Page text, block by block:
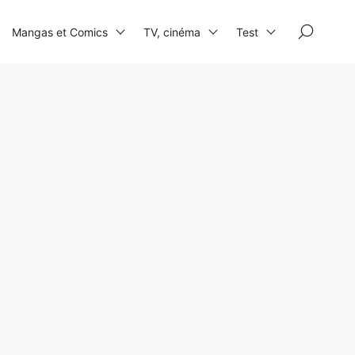
Mangas et Comics TV, cinéma Test